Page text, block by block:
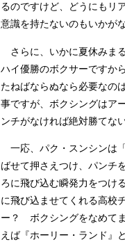
るのですけど、どうにもリ
意識を持たないのもいかが
さらに、いかに夏休みま
ハイ優勝のボクサーですか
たねばならぬなら必要なの
事ですが、ボクシングはア
ンチがなければ絶対勝てな
一応、パク・スンシンは
ばせて押さえつけ、パンチ
ろに飛び込む瞬発力をつけ
に飛び込ませてくれる高校
ー？ ボクシングをなめて
えば『ホーリー・ランド』